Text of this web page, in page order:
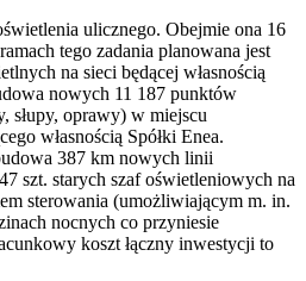
ulicznego. Obejmie ona 16
tego zadania planowana jest
na sieci będącej własnością
nowych 11 187 punktów
słupy, oprawy) w miejscu
własnością Spółki Enea.
387 km nowych linii
szt. starych szaf oświetleniowych na
sterowania (umożliwiającym m. in.
nocnych co przyniesie
koszt łączny inwestycji to